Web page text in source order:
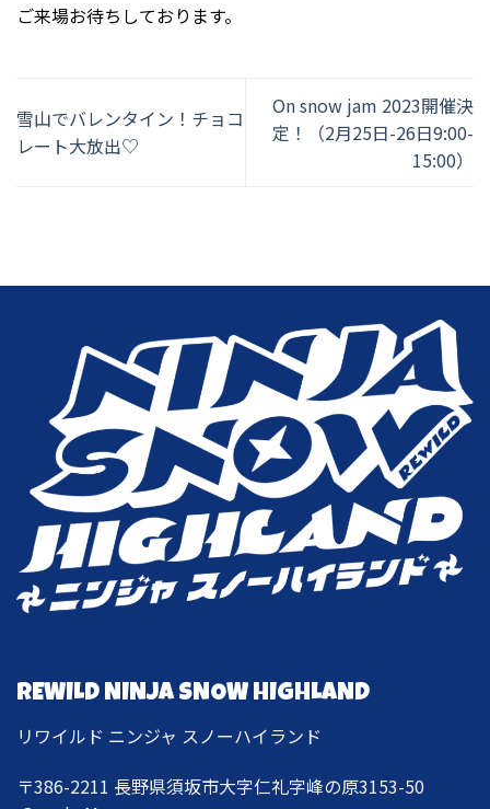
ご来場お待ちしております。
雪山でバレンタイン！チョコ
レート大放出♡
On snow jam 2023開催決
定！（2月25日-26日9:00-
15:00）
REWILD NINJA SNOW HIGHLAND
リワイルド ニンジャ スノーハイランド
〒386-2211 長野県須坂市大字仁礼字峰の原3153-50